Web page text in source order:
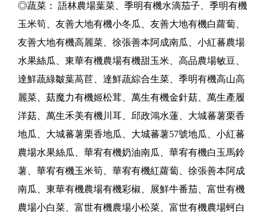
◎蔬菜： 語林農場葉菜、季明有機水滴茄子、季明有機
玉米筍、友善大地有機小冬瓜、友善大地有機白蘿蔔、
友善大地有機高麗菜、徐張善本阿成南瓜、小紅蕃農場
水果絲瓜、東華有機農場有機甜玉米、高品農場敏豆、
達鮮蔬綠皺葉萵苣、達鮮蔬綜合生菜、季明有機高山高
麗菜、菇魔力有機姬松茸、萬生有機金針菇、萬生產履
洋菇、萬生禾美有機川耳、邱政鴻水蓮、大城蕃薯栗香
地瓜、大城蕃薯栗香地瓜、大城蕃薯57號地瓜、小紅蕃
農場水果絲瓜、華宥有機奶油南瓜、華宥有機白玉馬鈴
薯、華宥有機玉米筍、華宥有機紅蘿蔔、徐張善本阿成
南瓜、東華有機農場有機彩椒、展鮮牛番茄、富世有機
農場小白菜、富世有機農場小松菜、富世有機農場蚵白